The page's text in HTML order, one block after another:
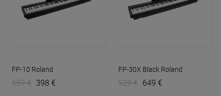
FP-10 Roland
659 € 398 €
FP-30X Black Roland
929 € 649 €